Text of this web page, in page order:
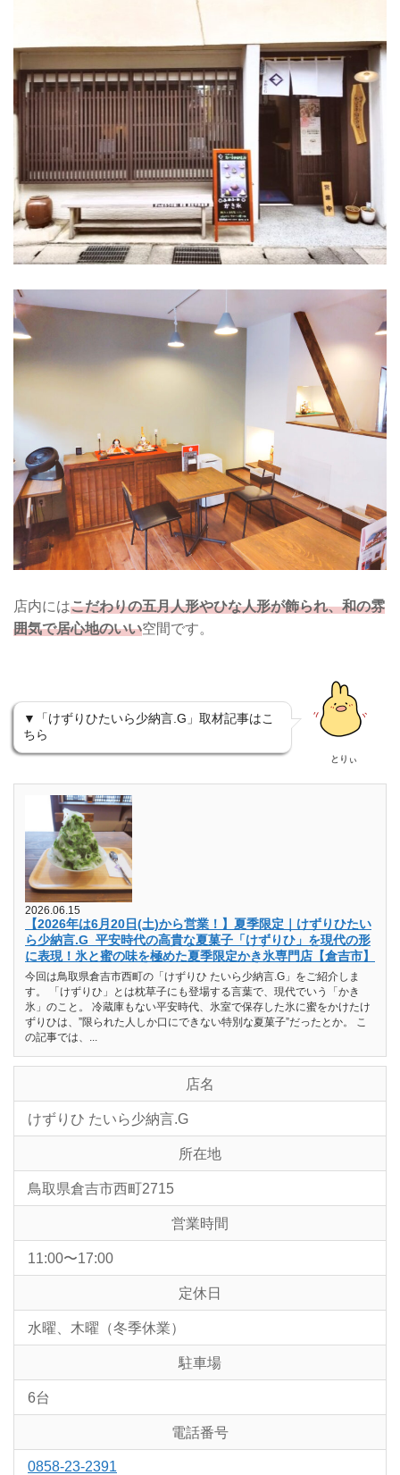
店内にはこだわりの五月人形やひな人形が飾られ、和の雰
囲気で居心地のいい空間です。
▼「けずりひたいら少納言.G」取材記事はこ
ちら
とりぃ
2026.06.15
【2026年は6月20日(土)から営業！】夏季限定｜けずりひたい
ら少納言.G_平安時代の高貴な夏菓子「けずりひ」を現代の形
に表現！氷と蜜の味を極めた夏季限定かき氷専門店【倉吉市】
今回は鳥取県倉吉市西町の「けずりひ たいら少納言.G」をご紹介しま
す。 「けずりひ」とは枕草子にも登場する言葉で、現代でいう「かき
氷」のこと。 冷蔵庫もない平安時代、氷室で保存した氷に蜜をかけたけ
ずりひは、”限られた人しか口にできない特別な夏菓子”だったとか。 こ
の記事では、...
店名
けずりひ たいら少納言.G
所在地
鳥取県倉吉市西町2715
営業時間
11:00〜17:00
定休日
水曜、木曜（冬季休業）
駐車場
6台
電話番号
0858-23-2391